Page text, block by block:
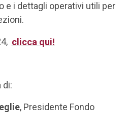
e i dettagli operativi utili per
clicca qui!
di:
, Presidente Fondo